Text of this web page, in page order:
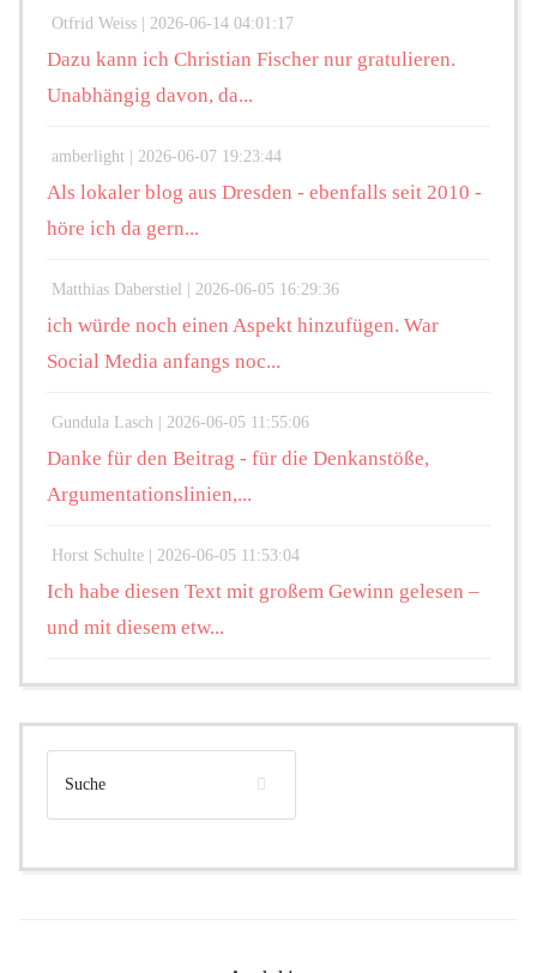
Otfrid Weiss | 2026-06-14 04:01:17
Dazu kann ich Christian Fischer nur gratulieren.
Unabhängig davon, da...
amberlight | 2026-06-07 19:23:44
Als lokaler blog aus Dresden - ebenfalls seit 2010 -
höre ich da gern...
Matthias Daberstiel | 2026-06-05 16:29:36
ich würde noch einen Aspekt hinzufügen. War
Social Media anfangs noc...
Gundula Lasch | 2026-06-05 11:55:06
Danke für den Beitrag - für die Denkanstöße,
Argumentationslinien,...
Horst Schulte | 2026-06-05 11:53:04
Ich habe diesen Text mit großem Gewinn gelesen –
und mit diesem etw...